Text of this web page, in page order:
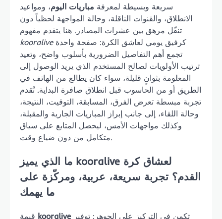
سريعة وبسيطة لمعرفة مباريات اليوم، ومواعيد
الانطلاق، والقنوات الناقلة، وحالة المواجهة لحظياً دون
تنقّل مرهق بين عشرات المصادر. هنا يتقدم مفهوم
kooraliveكرفيق يومي لعاشق الكرة: صفحة واحدة
تجمع أهم التفاصيل الضرورية بأسلوب واضح، وتعيد
ترتيب الأولويات لصالح المستخدم الذي يريد الوصول إلى
المعلومة بثوانٍ قليلة، سواء كان يطالع من الهاتف في
الطريق أو من الحاسوب قبل انطلاق صافرة البداية. تُقدم
تجربة مبسطة تعرض الفرق، المسابقة، التوقيت، النتيجة،
وحالة اللقاء، إلى جانب إبراز المباريات الجارية والمقبلة،
وكذلك مواجهات الأمس، ليحصل المتابع على سياق
متكامل من دون ضياع وقت.
ما الذي يميز kooralive لعشاق كرة
القدم؟ تجربة سريعة، عربية، ومركّزة على
ما يهمك
kooralive تكمن في التركيز على الجوهر: توفير